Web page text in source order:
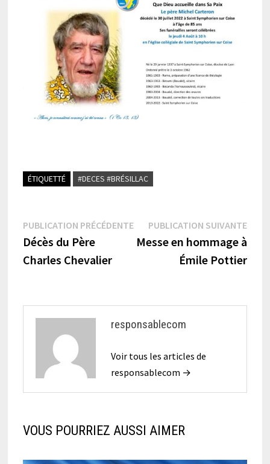
ÉTIQUETTÉ #DECES #BRÉSILLAC
Navigation
de
PUBLICATION PRÉCÉDENTEPublication
précédente :
Décès du Père
Charles Chevalier
PUBLICATION SUIVANTE
Messe en hommage à
Émile Pottier
responsablecom
Voir tous les articles de
responsablecom →
VOUS POURRIEZ AUSSI AIMER